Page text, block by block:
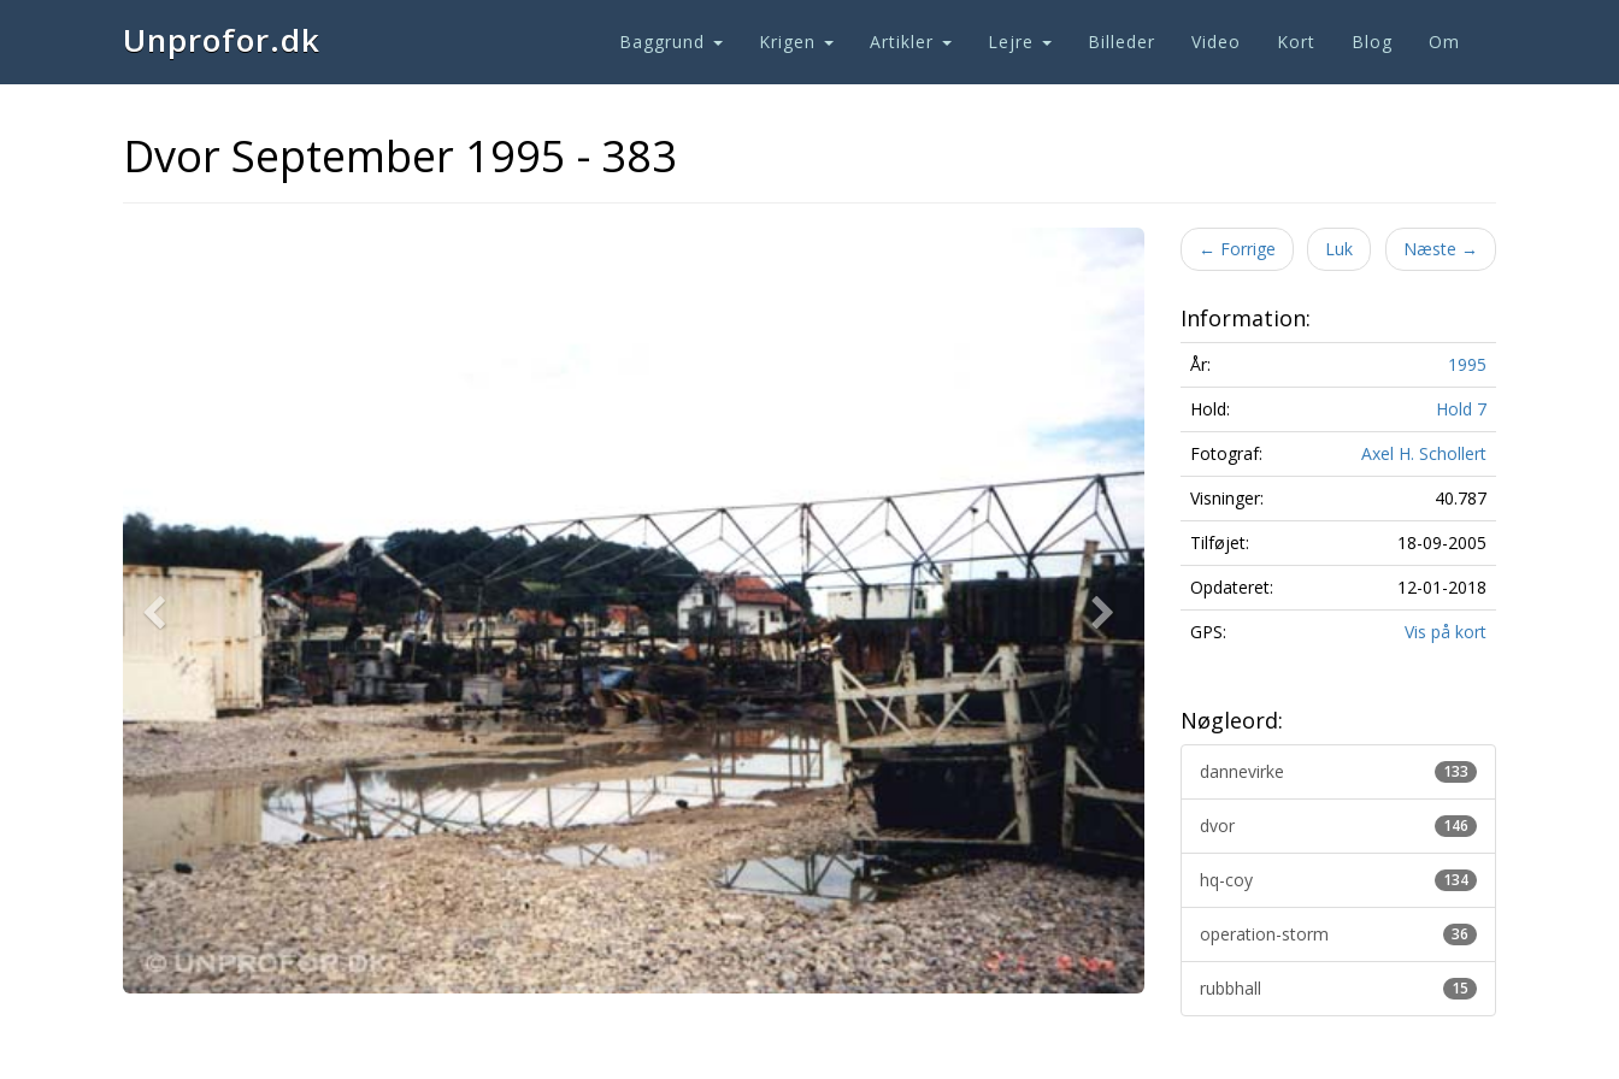
Unprofor.dk Baggrund Krigen Artikler Lejre Billeder Video Kort Blog Om
Dvor September 1995 - 383
← Forrige Luk Næste →
Information:
År:
1995
Hold:
Hold 7
Fotograf:
Axel H. Schollert
Visninger:
40.787
Tilføjet:
18-09-2005
Opdateret:
12-01-2018
GPS:
Vis på kort
Nøgleord:
133
dannevirke
146
dvor
134
hq-coy
36
operation-storm
15
rubbhall